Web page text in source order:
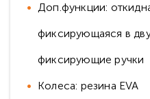
Доп.функции:
фиксирующаяся в
фиксирующие ручки
Колеса: резина EVA